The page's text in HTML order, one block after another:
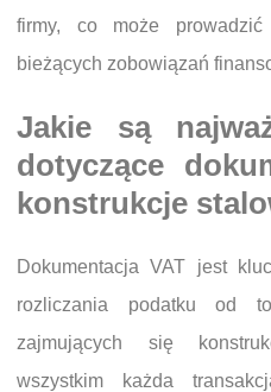
firmy, co może
bieżących zobowiązań
Jakie są
dotyczące
konstrukcje
Dokumentacja VAT jest
rozliczania podatku od
zajmujących się
wszystkim każda